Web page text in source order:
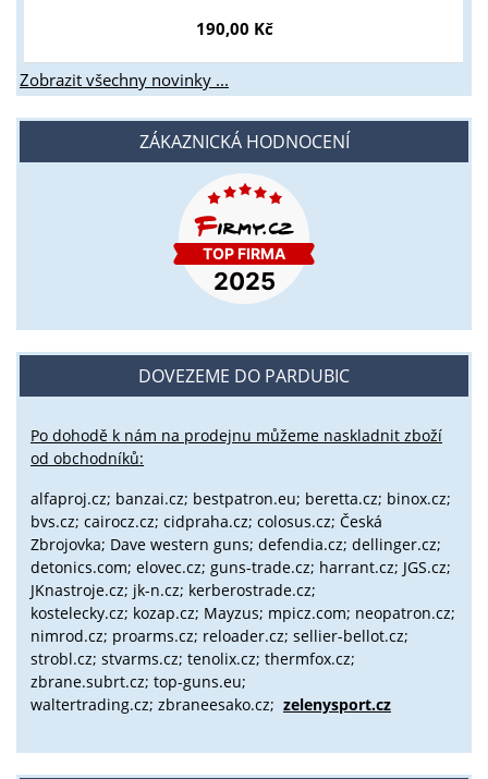
190,00 Kč
Zobrazit všechny novinky ...
ZÁKAZNICKÁ HODNOCENÍ
DOVEZEME DO PARDUBIC
Po dohodě k nám na prodejnu můžeme naskladnit zboží
od obchodníků:
alfaproj.cz; banzai.cz; bestpatron.eu; beretta.cz; binox.cz;
bvs.cz; cairocz.cz; cidpraha.cz; colosus.cz; Česká
Zbrojovka; Dave western guns; defendia.cz; dellinger.cz;
detonics.com; elovec.cz; guns-trade.cz; harrant.cz; JGS.cz;
JKnastroje.cz; jk-n.cz; kerberostrade.cz;
kostelecky.cz; kozap.cz; Mayzus; mpicz.com; neopatron.cz;
nimrod.cz; proarms.cz; reloader.cz; sellier-bellot.cz;
strobl.cz; stvarms.cz; tenolix.cz; thermfox.cz;
zbrane.subrt.cz; top-guns.eu;
waltertrading.cz; zbraneesako.cz; zelenysport.cz